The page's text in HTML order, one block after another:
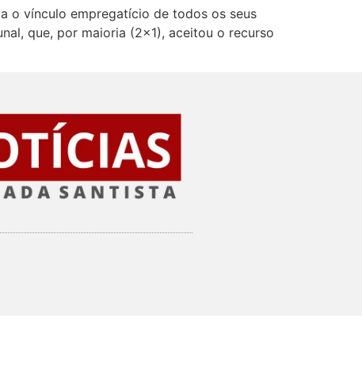
o vínculo empregatício de todos os seus
que, por maioria (2×1), aceitou o recurso